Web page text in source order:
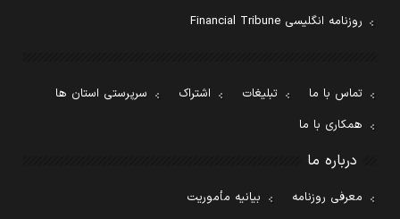
روزنامه انگلیسی Financial Tribune
تماس با ما تبلیغات اشتراک
سرپرستی استان ها
همکاری با ما
درباره ما
معرفی روزنامه
بیانیه مأموریت